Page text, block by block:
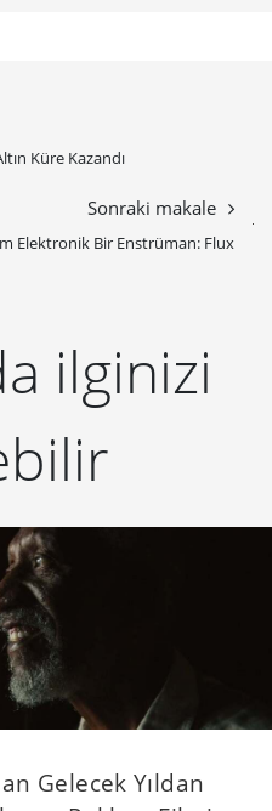
Küre Kazandı
Sonraki makale
Elektronik Bir Enstrüman: Flux
ilginizi
Gelecek Yıldan